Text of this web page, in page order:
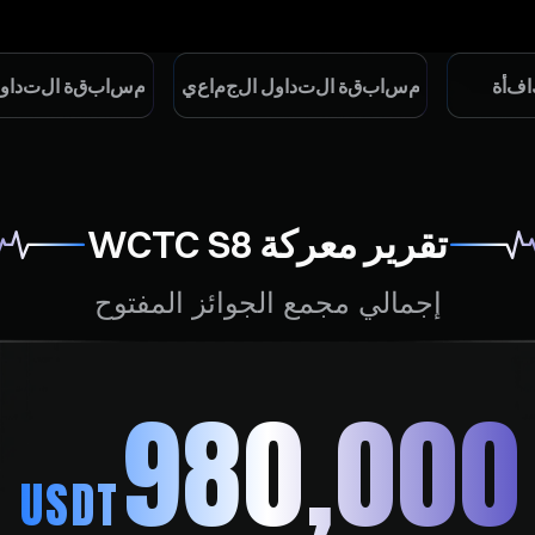
افأة
مجمع جوائز ⁦3,600,000⁩ USDT
مسابقةالتداولالجماعي
مجمع جوائز ⁦2,000,000⁩ USDT
مسابقةالتداو
تقرير معركة WCTC S8
إجمالي مجمع الجوائز المفتوح
USDT